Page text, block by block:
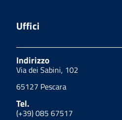
Uffici
Indirizzo
Via dei Sabini, 102
65127 Pescara
Tel.
(+39) 085 67517